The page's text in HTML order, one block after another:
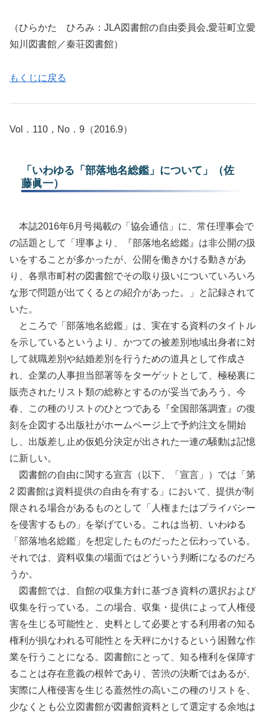
（ひらかた ひろみ：JLA図書館の自由委員会,愛荘町立愛
知川図書館／秦荘図書館）
もくじに戻る
Vol．110，No．9（2016.9）
「いわゆる「部落地名総鑑」について」（佐
藤眞一）
本誌2016年6月号掲載の「協会通信」に、常任理事会で
の話題として「理事より、『部落地名総鑑』は非公開の扱
いをすることが多かったが、公開を働きかける動きがあ
り、各県市町村の図書館でその取り扱いについていろいろ
な形で問題が出てくるとの紹介があった。」と記録されて
いた。
ところで「部落地名総鑑」は、実在する資料のタイトル
を示しているというより、かつての被差別地域出身者に対
して就職差別や結婚差別を行うための道具として作成さ
れ、企業の人事担当部署等をターゲットとして、極秘裏に
販売されたリスト類の総称とするのが妥当であろう。今
春、この種のリストのひとつである『全国部落調査』の復
刻を企図する出版社がホームページ上で予約注文を開始
し、出版差し止め仮処分決定が出された一連の騒動は記憶
に新しい。
図書館の自由に関する宣言（以下、「宣言」）では「第
2 図書館は資料提供の自由を有する」において、提供が制
限される場合があるものとして「人権またはプライバシー
を侵害するもの」を挙げている。これは当初、いわゆる
「部落地名総鑑」を想定したものだったと伝わっている。
それでは、資料収集の場面ではどういう判断になるのだろ
うか。
図書館では、自館の収集方針に基づき資料の選択および
収集を行っている。この場合、収集・提供によって人権侵
害を生じる可能性と、史料として必要とする利用者の知る
権利が損なわれる可能性とを天秤にかけるという困難な作
業を行うことになる。図書館にとって、知る権利を保障す
ることは存在意義の根幹であり、苦渋の決断ではあるが、
実際に人権侵害を生じる蓋然性の高いこの種のリストを、
少なくとも公立図書館が図書館資料として選定する余地は